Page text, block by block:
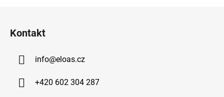
Kontakt
info@eloas.cz
+420 602 304 287